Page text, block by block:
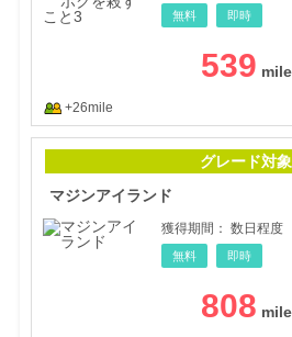
無料 即時
539
+26mile
グレード対象
マジンアイランド
獲得期間： 数日程度
無料 即時
808